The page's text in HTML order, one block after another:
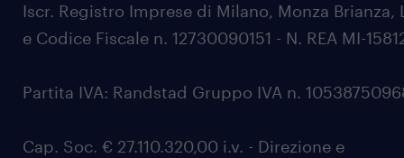
Iscr. Registro Imprese di Milano, Monza Brianza,
e Codice Fiscale n. 12730090151 - N. REA MI-
Partita IVA: Randstad Gruppo IVA n.
Cap. Soc. € 27.110.320,00 i.v. - Direzione e